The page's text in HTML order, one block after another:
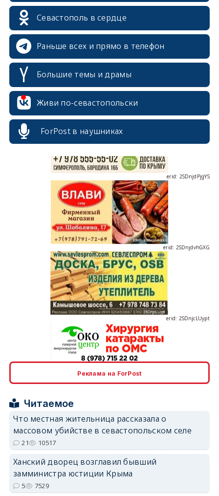
Севастополь в сердце
Раньше всех и прямо в телефон
Большие темы и драмы
Живи по-севастопольски
ForPost в наушниках
erid: 2SDnjdvhGXG
erid: 2SDnjcrDNw6
Реклама на ForPost
Читаемое
Что местная жительница рассказала о
массовом убийстве в севастопольском селе
21 10517
Ханский дворец возглавил бывший
замминистра юстиции Крыма
5 7529